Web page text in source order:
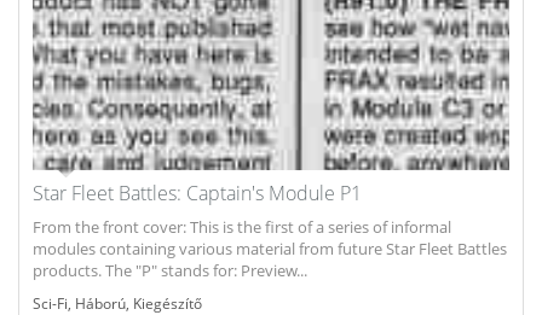
Star Fleet Battles: Captain's Module P1
From the front cover: This is the first of a series of informal
modules containing various material from future Star Fleet Battles
products. The "P" stands for: Preview...
Sci-Fi Háború Kiegészítő